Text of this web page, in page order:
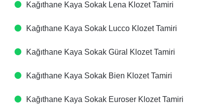
Kağıthane Kaya Sokak Lena Klozet Tamiri
Kağıthane Kaya Sokak Lucco Klozet Tamiri
Kağıthane Kaya Sokak Güral Klozet Tamiri
Kağıthane Kaya Sokak Bien Klozet Tamiri
Kağıthane Kaya Sokak Euroser Klozet Tamiri